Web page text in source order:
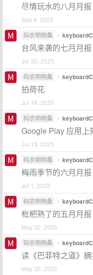
尽情玩水的八月月报
Sep 4, 2025
码农明明桑
•
台风来袭的七月月报
Jul 30, 2025
码农明明桑
•
拍荷花
Jul 16, 2025
码农明明桑
•
Google Play 应用上
Jul 13, 2025
码农明明桑
•
梅雨季节的六月月报
Jul 1, 2025
码农明明桑
•
枇杷熟了的五月月报
May 30, 2025
码农明明桑
•
读《巴菲特之道》
May 20, 2025